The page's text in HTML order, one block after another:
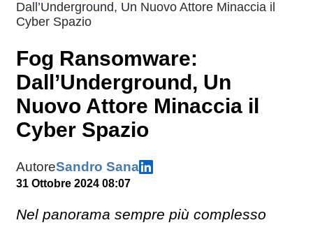
Dall’Underground, Un Nuovo Attore Minaccia il
Cyber Spazio
Fog Ransomware:
Dall’Underground, Un
Nuovo Attore Minaccia il
Cyber Spazio
AutoreSandro Sana
31 Ottobre 2024 08:07
Nel panorama sempre più complesso